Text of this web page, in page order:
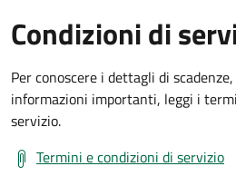
Condizioni di
Per conoscere i dettagli di
informazioni importanti, leggi i
servizio.
Termini e condizioni di servizio